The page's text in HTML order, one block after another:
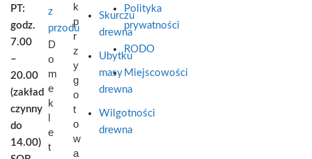
PT:
godz.
7.00
–
20.00
(zakład
czynny
do
14.00)
D
o
m
e
k
l
e
t
k
p
r
z
y
g
o
t
o
w
a
Skurczu
drewna
Ubytku
masy
drewna
Wilgotności
drewna
Polityka
prywatności
RODO
Miejscowości